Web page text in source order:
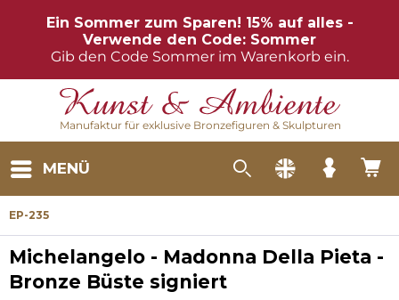
Ein Sommer zum Sparen! 15% auf alles -
Verwende den Code: Sommer
Gib den Code Sommer im Warenkorb ein.
Manufaktur für exklusive Bronzefiguren & Skulpturen
MENÜ
EP-235
Michelangelo - Madonna Della Pieta -
Bronze Büste signiert